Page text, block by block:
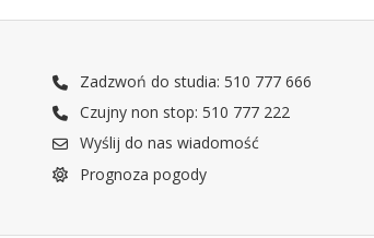
Zadzwoń do studia: 510 777 666
Czujny non stop: 510 777 222
Wyślij do nas wiadomość
Prognoza pogody